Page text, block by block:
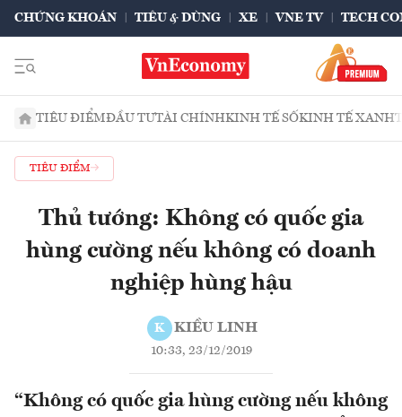
CHỨNG KHOÁN TIÊU & DÙNG XE VNE TV TECH
TIÊU ĐIỂMĐẦU TƯTÀI CHÍNHKINH TẾ SỐKINH TẾ XANH
TIÊU ĐIỂM
Thủ tướng: Không có quốc gia
hùng cường nếu không có doanh
nghiệp hùng hậu
K KIỀU LINH
10:33, 23/12/2019
“Không có quốc gia hùng cường nếu không